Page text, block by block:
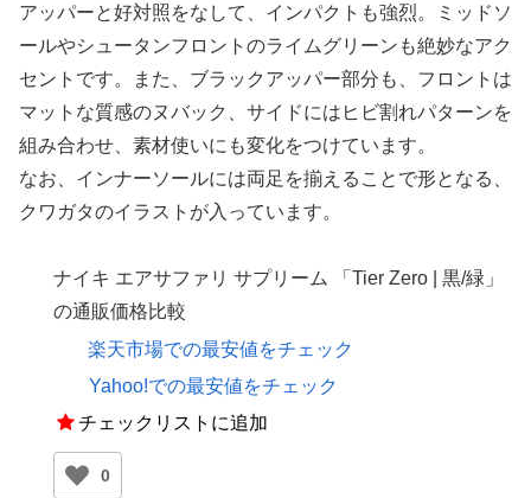
アッパーと好対照をなして、インパクトも強烈。ミッドソ
ールやシュータンフロントのライムグリーンも絶妙なアク
セントです。また、ブラックアッパー部分も、フロントは
マットな質感のヌバック、サイドにはヒビ割れパターンを
組み合わせ、素材使いにも変化をつけています。
なお、インナーソールには両足を揃えることで形となる、
クワガタのイラストが入っています。
ナイキ エアサファリ サプリーム 「Tier Zero | 黒/緑」
の通販価格比較
楽天市場での最安値をチェック
Yahoo!での最安値をチェック
チェックリストに追加
0